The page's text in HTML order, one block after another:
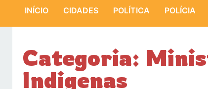
INÍCIO CIDADES POLÍTICA POLÍCIA
Categoria:
Indigenas